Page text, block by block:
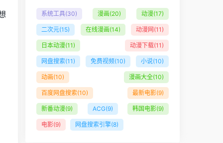
系统工具(30) 漫画(20) 动漫(17)
二次元(15) 在线漫画(14) 动漫网 (11)
日本动漫(11) 动漫下载(11)
网盘搜索(11) 免费视频(10) 小说(10)
动画(10) 漫画大全(10)
百度网盘搜索(10) 最新电影(9)
新番动漫(9) ACG(9) 韩国电影(9)
电影(9) 网盘搜索引擎(8)